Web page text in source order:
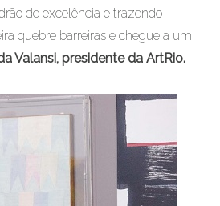
de excelência e trazendo
quebre barreiras e chegue a um
Valansi, presidente da ArtRio.